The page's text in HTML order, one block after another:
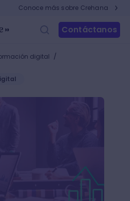
Conoce más sobre Crehana
Contáctanos
digital /
El software ideal para tu negocio